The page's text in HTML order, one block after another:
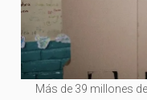
Más de 39 millones